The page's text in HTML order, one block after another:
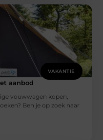
VAKANTIE
aanbod
vouwwagen kopen,
Ben je op zoek naar